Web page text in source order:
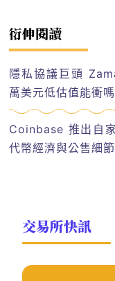
衍伸閱讀
隱私協議巨頭
萬美元低估值能衝嗎
Coinbase 推出自
代幣經濟與公售細
交易所快訊